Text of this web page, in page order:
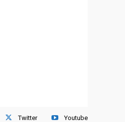
Twitter Youtube